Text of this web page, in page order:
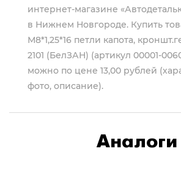
интернет-магазине
в Нижнем Новгороде. Купить
М8*1,25*16 петли капота,
2101 (БелЗАН) (артикул 00001-
можно по цене 13,00 рублей
фото, описание).
Аналоги